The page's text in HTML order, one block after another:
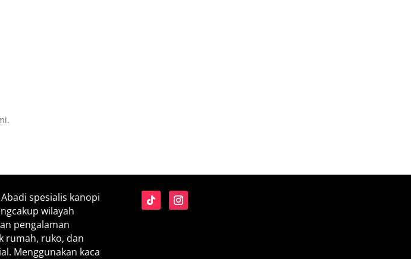
spesialis kanopi
wilayah
pengalaman
rumah, ruko, dan
Menggunakan kaca